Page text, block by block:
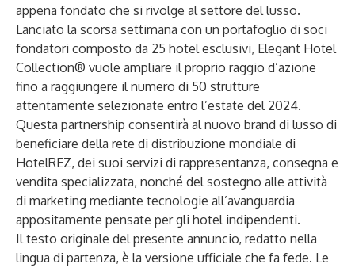
appena fondato che si rivolge al settore del lusso.
Lanciato la scorsa settimana con un portafoglio di soci
fondatori composto da 25 hotel esclusivi, Elegant Hotel
Collection® vuole ampliare il proprio raggio d’azione
fino a raggiungere il numero di 50 strutture
attentamente selezionate entro l’estate del 2024.
Questa partnership consentirà al nuovo brand di lusso di
beneficiare della rete di distribuzione mondiale di
HotelREZ, dei suoi servizi di rappresentanza, consegna e
vendita specializzata, nonché del sostegno alle attività
di marketing mediante tecnologie all’avanguardia
appositamente pensate per gli hotel indipendenti.
Il testo originale del presente annuncio, redatto nella
lingua di partenza, è la versione ufficiale che fa fede. Le